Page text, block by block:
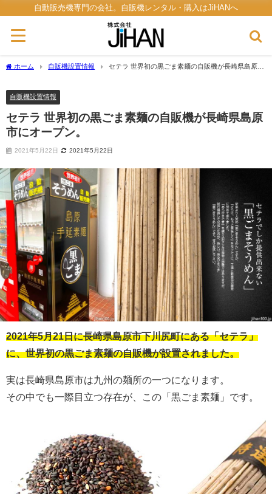
自動販売機専門の会社。自販機レンタル・購入はJiHANへ
ホーム 自販機設置情報
セテラ 世界初の黒ごま素麺の自販機が長崎県島原市
自販機設置情報
セテラ 世界初の黒ごま素麺の自販機が長崎県島原
市にオープン。
2021年5月22日 2021年5月22日
2021年5月21日に長崎県島原市下川尻町にある「セテラ」
に、世界初の黒ごま素麺の自販機が設置されました。
実は長崎県島原市は九州の麺所の一つになります。
その中でも一際目立つ存在が、この「黒ごま素麺」です。